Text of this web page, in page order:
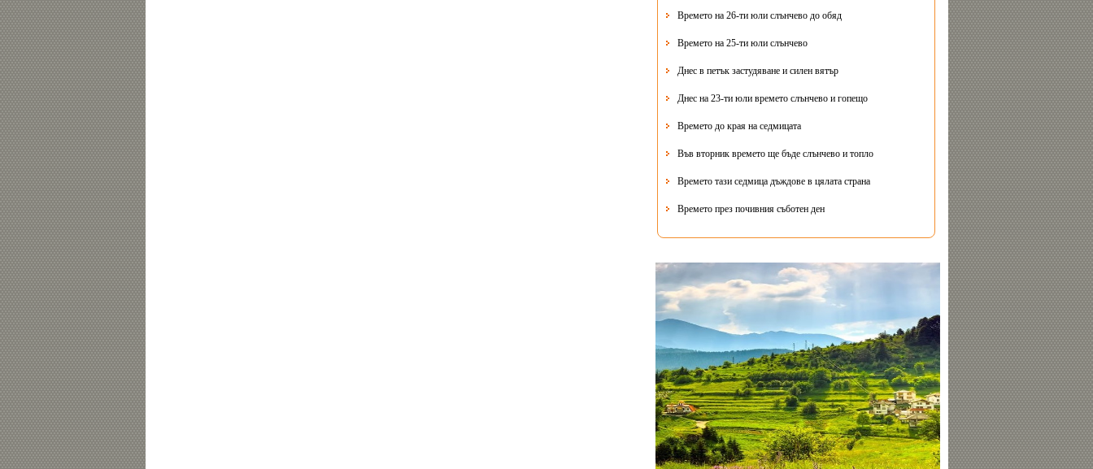
Времето на 26-ти юли слънчево до обяд
Времето на 25-ти юли слънчево
Днес в петък застудяване и силен вятър
Днес на 23-ти юли времето слънчево и гопещо
Времето до края на седмицата
Във вторник времето ще бъде слънчево и топло
Времето тази седмица дъждове в цялата страна
Времето през почивния съботен ден